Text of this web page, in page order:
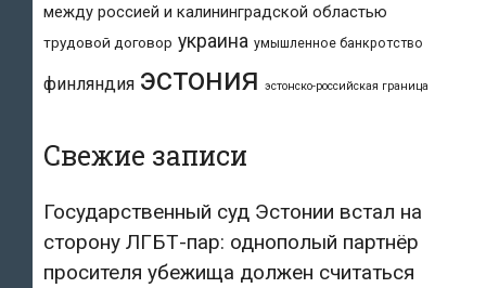
между россией и калининградской областью
трудовой договор украина умышленное банкротство
финляндия эстония эстонско-российская граница
Свежие записи
Государственный суд Эстонии встал на
сторону ЛГБТ-пар: однополый партнёр
просителя убежища должен считаться